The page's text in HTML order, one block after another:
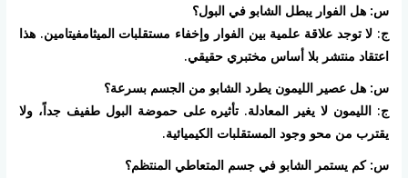
س: هل الفوار يبطل الشابو في البول؟
ج: لا توجد علاقة علمية بين الفوار وإخفاء مستقلبات الميثامفيتامين. هذا
اعتقاد منتشر بلا أساس مختبري حقيقي.
س: هل عصير الليمون يطرد الشابو من الجسم بسرعة؟
ج: الليمون لا يغير المعادلة. تأثيره على حموضة البول طفيف جداً، ولا
يقترب من محو وجود المستقلبات الكيميائية.
س: كم يستمر الشابو في جسم المتعاطي المنتظم؟